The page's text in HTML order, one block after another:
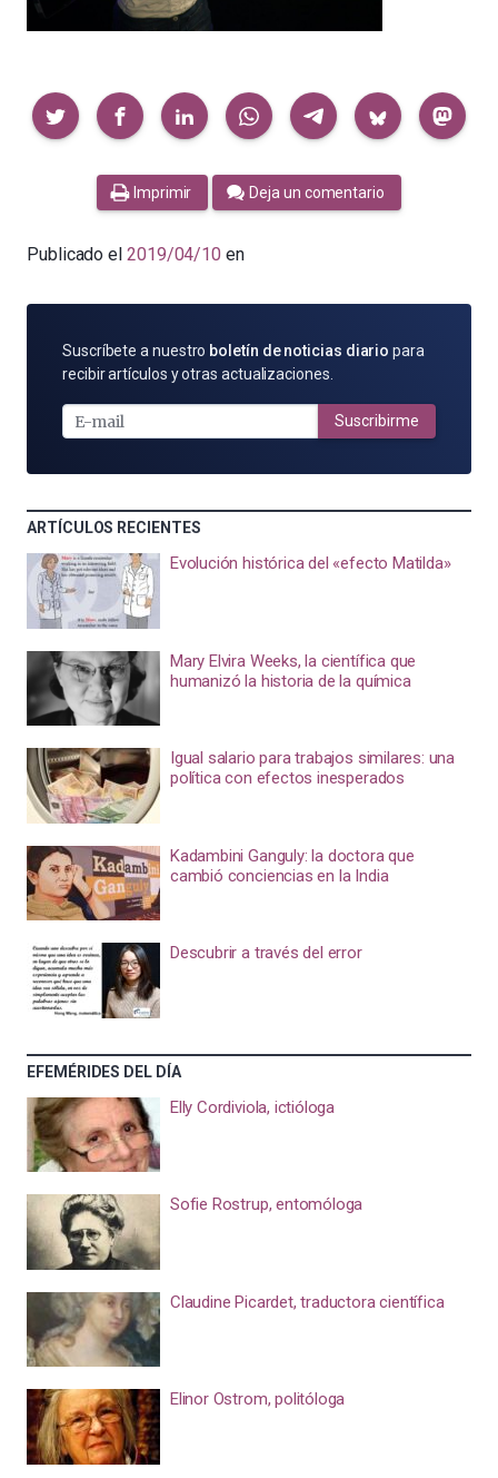
Compartir
Imprimir Deja un comentario
Publicado el 2019/04/10 en
SUSCRÍBETE
POR
MAIL
Suscríbete a nuestro boletín de noticias diario para
recibir artículos y otras actualizaciones.
Suscribirme
ARTÍCULOS RECIENTES
Evolución histórica del «efecto Matilda»
Mary Elvira Weeks, la científica que
humanizó la historia de la química
Igual salario para trabajos similares: una
política con efectos inesperados
Kadambini Ganguly: la doctora que
cambió conciencias en la India
Descubrir a través del error
EFEMÉRIDES DEL DÍA
Elly Cordiviola, ictióloga
Sofie Rostrup, entomóloga
Claudine Picardet, traductora científica
Elinor Ostrom, politóloga